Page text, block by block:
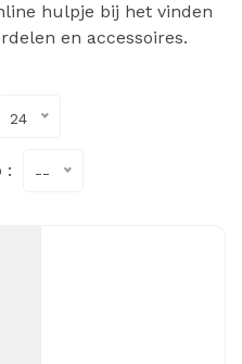
hulpje bij het vinden
en accessoires.
24
: --